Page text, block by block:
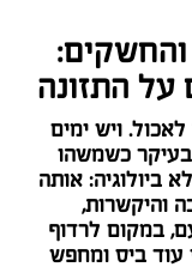
על התזונה
ויש ימים
כשמשהו
ביולוגיה: אותה
והיקשרות,
במקום לרדוף
עוד ביס ומחפש